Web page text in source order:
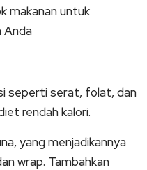
makanan untuk
Anda
seperti serat, folat, dan
rendah kalori.
yang menjadikannya
wrap. Tambahkan